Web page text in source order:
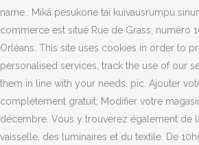
name.. Mikä pesukone tai kuivausrumpu
commerce est situé Rue de Grass, numéro
Orléans. This site uses cookies in order to
personalised services, track the use of our
them in line with your needs. pic. Ajouter
complètement gratuit; Modifier votre
décembre. Vous y trouverez également de
vaisselle, des luminaires et du textile. De